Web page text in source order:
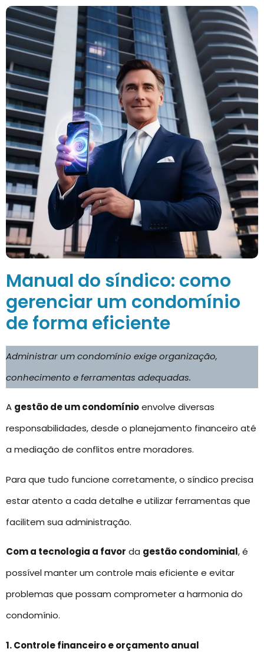
Manual do síndico: como
gerenciar um condomínio
de forma eficiente
Administrar um condomínio exige organização,
conhecimento e ferramentas adequadas.
A gestão de um condomínioenvolve diversas
responsabilidades, desde o planejamento financeiro até
a mediação de conflitos entre moradores.
Para que tudo funcione corretamente, o síndico precisa
estar atento a cada detalhe e utilizar ferramentas que
facilitem sua administração.
Com a tecnologia a favor da gestão condominial, é
possível manter um controle mais eficiente e evitar
problemas que possam comprometer a harmonia do
condomínio.
1. Controle financeiro e orçamento anual